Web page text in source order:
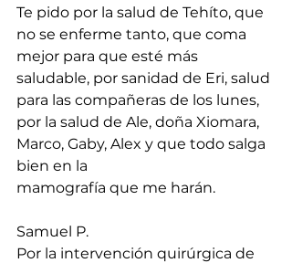
Te pido por la salud de Tehíto, que
no se enferme tanto, que coma
mejor para que esté más
saludable, por sanidad de Eri, salud
para las compañeras de los lunes,
por la salud de Ale, doña Xiomara,
Marco, Gaby, Alex y que todo salga
bien en la
mamografía que me harán.
Samuel P.
Por la intervención quirúrgica de